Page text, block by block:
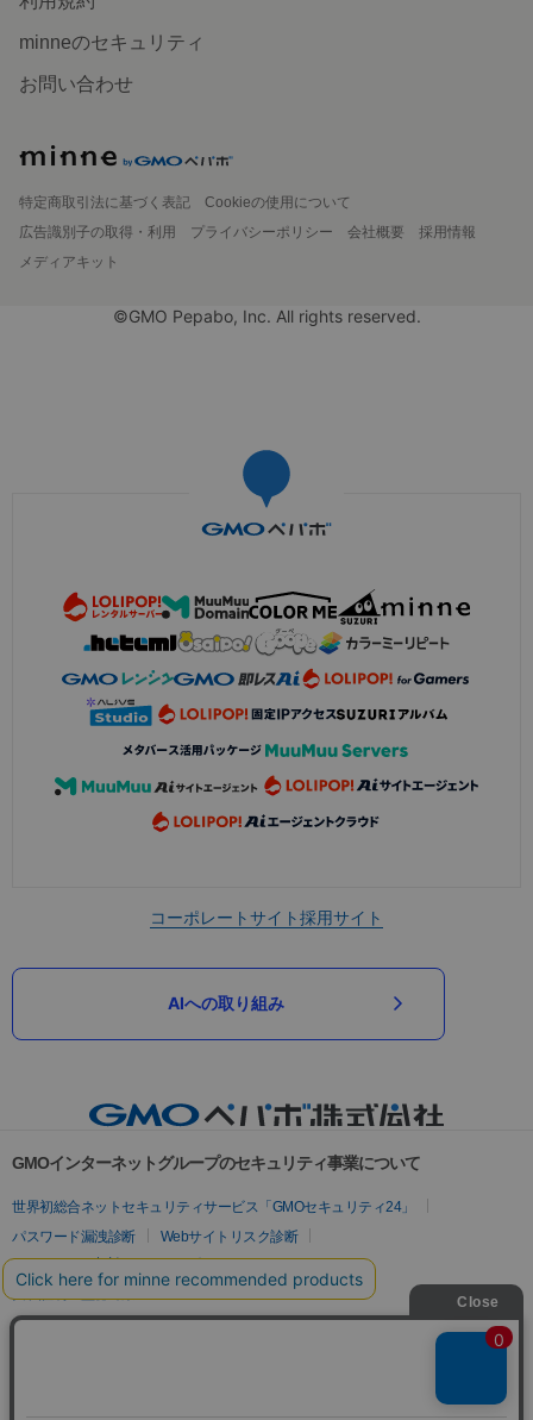
minneのセキュリティ
お問い合わせ
特定商取引法に基づく表記
Cookieの使用について
広告識別子の取得・利用
プライバシーポリシー 会社概要
採用情報
メディアキット
©GMO Pepabo, Inc. All rights reserved.
コーポレートサイト採用サイト
AIへの取り組み
GMOインターネットグループのセキュリティ事業について
世界初総合ネットセキュリティサービス「GMOセキュリティ24」
パスワード漏洩診断
Webサイトリスク診断
セキュリティ相談AIチャットボット
実在証明・盗聴対策
サイバー攻撃対策（GMOサイバーセキュリティ byイエラエ）